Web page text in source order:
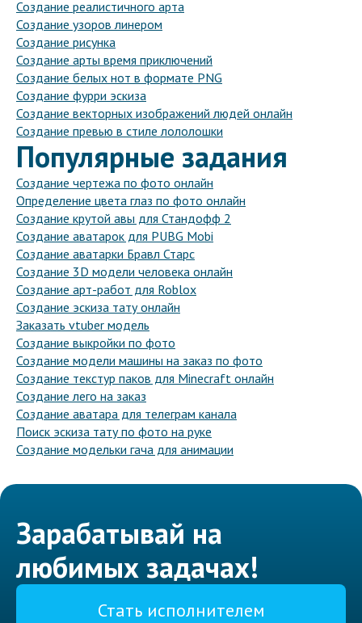
Создание реалистичного арта
Создание узоров линером
Создание рисунка
Создание арты время приключений
Создание белых нот в формате PNG
Создание фурри эскиза
Создание векторных изображений людей онлайн
Создание превью в стиле лололошки
Популярные задания
Создание чертежа по фото онлайн
Определение цвета глаз по фото онлайн
Создание крутой авы для Стандофф 2
Создание аватарок для PUBG Mobi
Создание аватарки Бравл Старс
Создание 3D модели человека онлайн
Создание арт-работ для Roblox
Создание эскиза тату онлайн
Заказать vtuber модель
Создание выкройки по фото
Создание модели машины на заказ по фото
Создание текстур паков для Minecraft онлайн
Создание лего на заказ
Создание аватара для телеграм канала
Поиск эскиза тату по фото на руке
Создание модельки гача для анимации
Зарабатывай на
любимых задачах!
Стать исполнителем